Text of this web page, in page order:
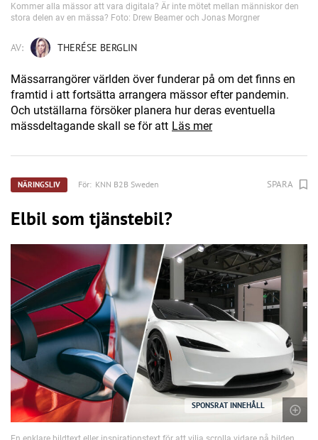
Kommer alla mässor att vara digitala? Är inte mötet mellan människor den
stora delen av en mässa? Foto: Drew Beamer och Jonas Morgner
AV: THERÉSE BERGLIN
Mässarrangörer världen över funderar på om det finns en
framtid i att fortsätta arrangera mässor efter pandemin.
Och utställarna försöker planera hur deras eventuella
mässdeltagande skall se för att Läs mer
NÄRINGSLIV För: KNN B2B Sweden SPARA
Elbil som tjänstebil?
SPONSRAT INNEHÅLL